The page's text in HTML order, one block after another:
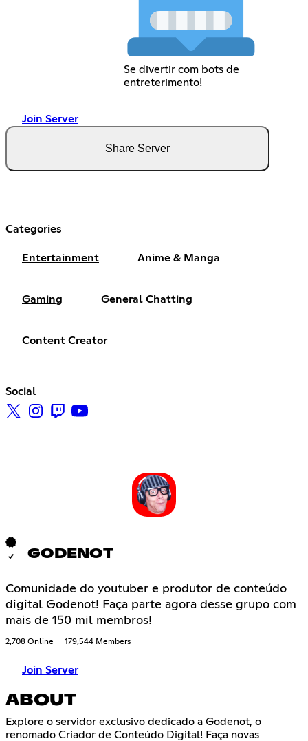
Se divertir com bots de
entreterimento!
Join Server
Share Server
Categories
Entertainment Anime & Manga
Gaming General Chatting
Content Creator
Social
GODENOT
Comunidade do youtuber e produtor de conteúdo
digital Godenot! Faça parte agora desse grupo com
mais de 150 mil membros!
2,708 Online 179,544 Members
Join Server
ABOUT
Explore o servidor exclusivo dedicado a Godenot, o
renomado Criador de Conteúdo Digital! Faça novas